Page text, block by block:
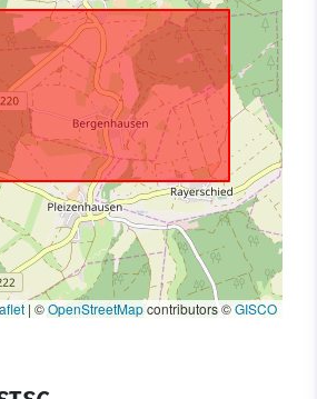
| ©OpenStreetMapcontributors ©GISCO